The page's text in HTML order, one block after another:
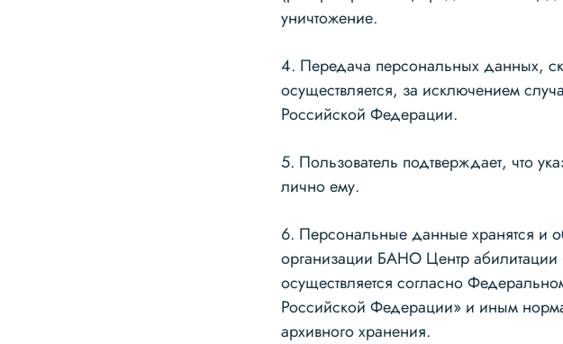
уничтожение.
4. Передача персональных данных,
осуществляется, за исключением
Российской Федерации.
5. Пользователь подтверждает, что
лично ему.
6. Персональные данные хранятся и
организации БАНО Центр
осуществляется согласно
Российской Федерации» и иным
архивного хранения.